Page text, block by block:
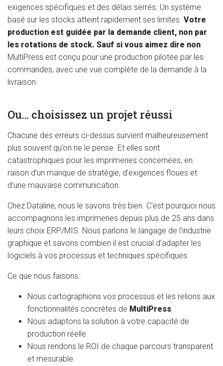
exigences spécifiques et des délais serrés. Un système
basé sur les stocks atteint rapidement ses limites. Votre
production est guidée par la demande client, non par
les rotations de stock. Sauf si vous aimez dire non.
MultiPress est conçu pour une production pilotée par les
commandes, avec une vue complète de la demande à la
livraison.
Ou… choisissez un projet réussi
Chacune des erreurs ci-dessus survient malheureusement
plus souvent qu’on ne le pense. Et elles sont
catastrophiques pour les imprimeries concernées, en
raison d’un manque de stratégie, d’exigences floues et
d’une mauvaise communication.
Chez Dataline, nous le savons très bien. C’est pourquoi nous
accompagnons les imprimeries depuis plus de 25 ans dans
leurs choix ERP/MIS. Nous parlons le langage de l’industrie
graphique et savons combien il est crucial d’adapter les
logiciels à vos processus et techniques spécifiques.
Ce que nous faisons :
Nous cartographions vos processus et les relions aux
fonctionnalités concrètes de MultiPress.
Nous adaptons la solution à votre capacité de
production réelle.
Nous rendons le ROI de chaque parcours transparent
et mesurable.